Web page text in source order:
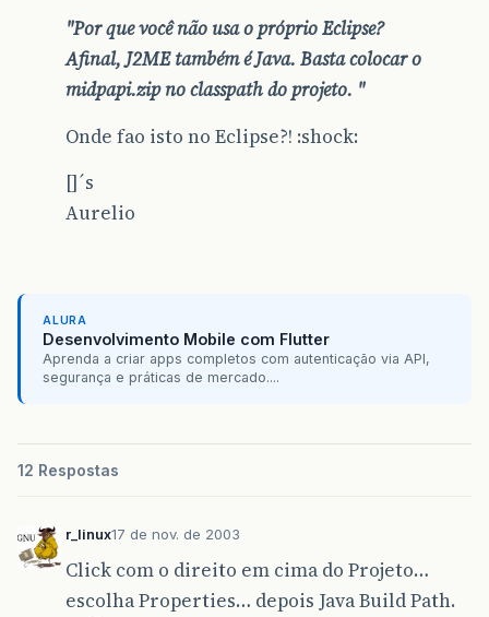
"Por que você não usa o próprio Eclipse?
Afinal, J2ME também é Java. Basta colocar o
midpapi.zip no classpath do projeto. "
Onde fao isto no Eclipse?! :shock:
[]´s
Aurelio
ALURA
Desenvolvimento Mobile com Flutter
Aprenda a criar apps completos com autenticação via API,
segurança e práticas de mercado....
12 Respostas
r_linux17 de nov. de 2003
Click com o direito em cima do Projeto…
escolha Properties… depois Java Build Path.